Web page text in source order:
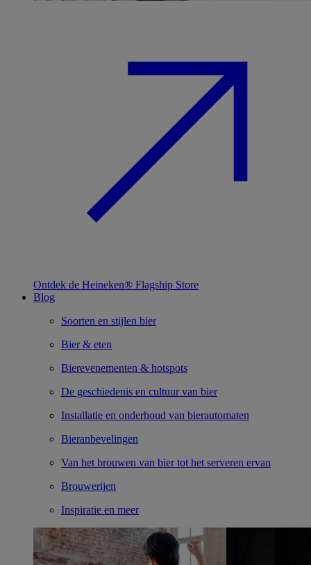
Ontdek de Heineken® Flagship Store
Blog
Soorten en stijlen bier
Bier & eten
Bierevenementen & hotspots
De geschiedenis en cultuur van bier
Installatie en onderhoud van bierautomaten
Bieranbevelingen
Van het brouwen van bier tot het serveren ervan
Brouwerijen
Inspiratie en meer